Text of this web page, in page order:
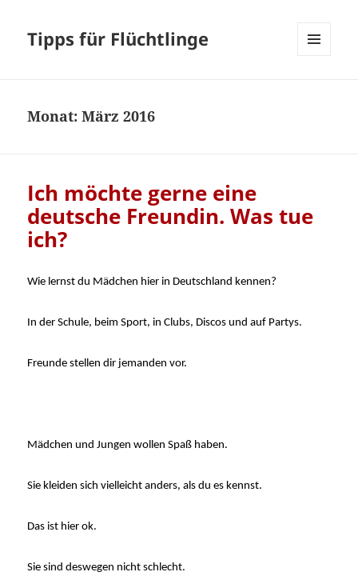
Tipps für Flüchtlinge
Monat:März 2016
Ich möchte gerne eine
deutsche Freundin. Was tue
ich?
Wie lernst du Mädchen hier in Deutschland kennen?
In der Schule, beim Sport, in Clubs, Discos und auf Partys.
Freunde stellen dir jemanden vor.
Mädchen und Jungen wollen Spaß haben.
Sie kleiden sich vielleicht anders, als du es kennst.
Das ist hier ok.
Sie sind deswegen nicht schlecht.